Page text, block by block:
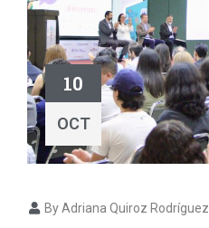
10
OCT
By Adriana Quiroz Rodríguez